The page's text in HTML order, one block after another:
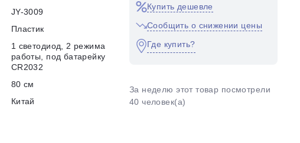
JY-3009
Пластик
1 светодиод, 2 режима
работы, под батарейку
CR2032
80 см
Китай
Купить дешевле
Сообщить о снижении цены
Где купить?
За неделю этот товар посмотрели
40 человек(а)